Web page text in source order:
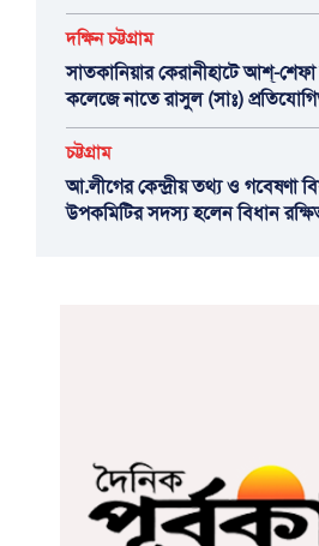
দক্ষিন চট্টগ্রাম
সাতকানিয়ার কেরানীহাটে আশ্-
কলেজে নাতে রাসুল (সাঃ)
চট্টগ্রাম
আ.লীগের কেন্দ্রীয় তথ্য ও গবেষণা
উপকমিটির সদস্য হলেন বিধান